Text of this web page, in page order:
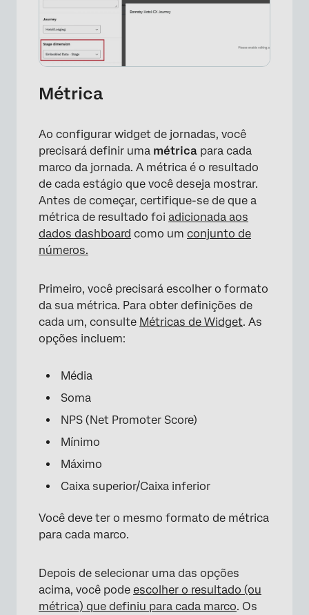
×
×
Métrica
Ao configurar widget de jornadas, você
precisará definir uma métrica para cada
marco da jornada. A métrica é o resultado
de cada estágio que você deseja mostrar.
Antes de começar, certifique-se de que a
métrica de resultado foi adicionada aos
dados dashboard como um conjunto de
números.
Primeiro, você precisará escolher o formato
da sua métrica. Para obter definições de
cada um, consulte Métricas de Widget. As
opções incluem:
Média
Soma
NPS (Net Promoter Score)
Mínimo
Máximo
Caixa superior/Caixa inferior
Você deve ter o mesmo formato de métrica
para cada marco.
Depois de selecionar uma das opções
acima, você pode escolher o resultado (ou
métrica) que definiu para cada marco. Os